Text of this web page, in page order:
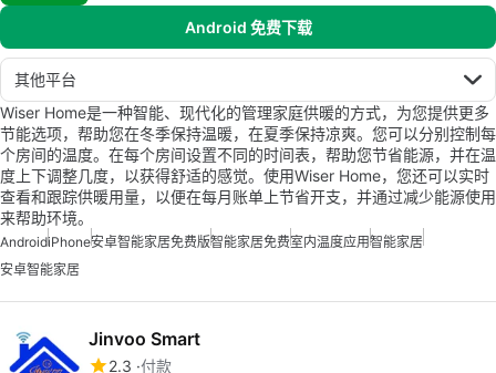
Android 免费下载
其他平台
Wiser Home是一种智能、现代化的管理家庭供暖的方式，为您提供更多
节能选项，帮助您在冬季保持温暖，在夏季保持凉爽。您可以分别控制每
个房间的温度。在每个房间设置不同的时间表，帮助您节省能源，并在温
度上下调整几度，以获得舒适的感觉。使用Wiser Home，您还可以实时
查看和跟踪供暖用量，以便在每月账单上节省开支，并通过减少能源使用
来帮助环境。
AndroidiPhone安卓智能家居免费版智能家居免费室内温度应用智能家居
安卓智能家居
Jinvoo Smart
2.3 付款